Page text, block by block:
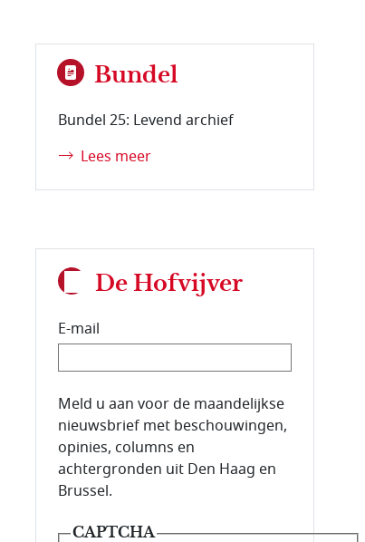
Bundel
Bundel 25: Levend archief
Lees meer
De Hofvijver
E-mail
E-mailadres van de abonnee.
Meld u aan voor de maandelijkse
nieuwsbrief met beschouwingen,
opinies, columns en
achtergronden uit Den Haag en
Brussel.
CAPTCHA